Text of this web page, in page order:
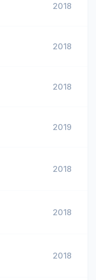
2018
2018
2018
2019
2018
2018
2018